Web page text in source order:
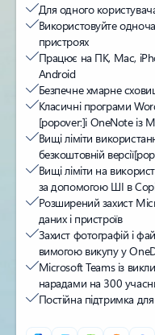
Для одного
Використовуйте
пристроях
Працює на ПК, Mac,
Android
Безпечне хмарне
Класичні програми
[popover:]і OneNote із
Вищі ліміти
безкоштовній версії
Вищі ліміти на
за допомогою ШІ в
Розширений захист
даних і пристроїв
Захист фотографій і
вимогою викупу у
Microsoft Teams із
нарадами на 300
Постійна підтримка